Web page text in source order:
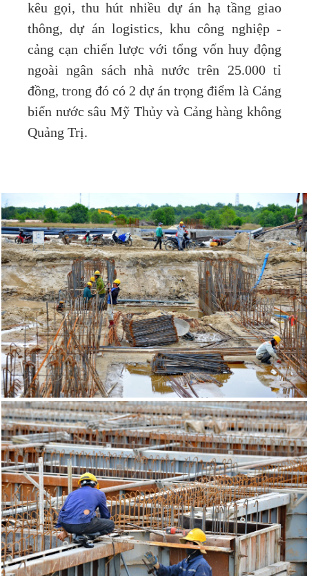
kêu gọi, thu hút nhiều dự án hạ tầng giao
thông, dự án logistics, khu công nghiệp -
cảng cạn chiến lược với tổng vốn huy động
ngoài ngân sách nhà nước trên 25.000 tỉ
đồng, trong đó có 2 dự án trọng điểm là Cảng
biển nước sâu Mỹ Thủy và Cảng hàng không
Quảng Trị.